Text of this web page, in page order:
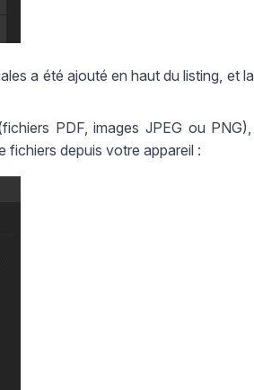
a été ajouté en haut du listing, et la
PDF, images JPEG ou PNG),
fichiers depuis votre appareil :